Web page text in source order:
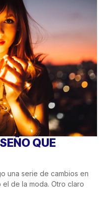
QUE
una serie de cambios en
de la moda. Otro claro